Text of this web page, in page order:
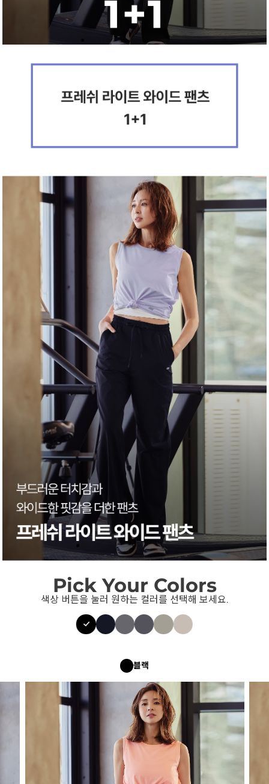
Pick Your Colors
색상 버튼을 눌러 원하는 컬러를 선택해 보세요.
블랙